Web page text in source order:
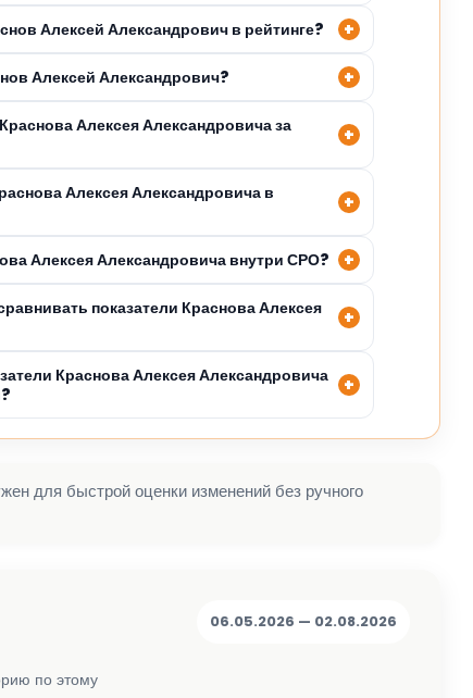
Алексей Александрович в рейтинге?
Алексей Александрович?
Алексея Александровича за
Алексея Александровича в
Алексея Александровича внутри СРО?
показатели Краснова Алексея
Краснова Алексея Александровича
для быстрой оценки изменений без ручного
по этому
06.05.2026 — 02.08.2026